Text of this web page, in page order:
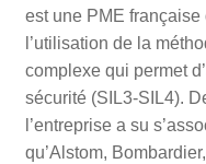
est une PME
l’utilisation de la
complexe qui permet
sécurité (SIL3-SIL4).
l’entreprise a su
qu’Alstom,